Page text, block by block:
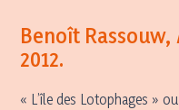
Benoît Rassouw,
2012.
« L’île des Lotophages »